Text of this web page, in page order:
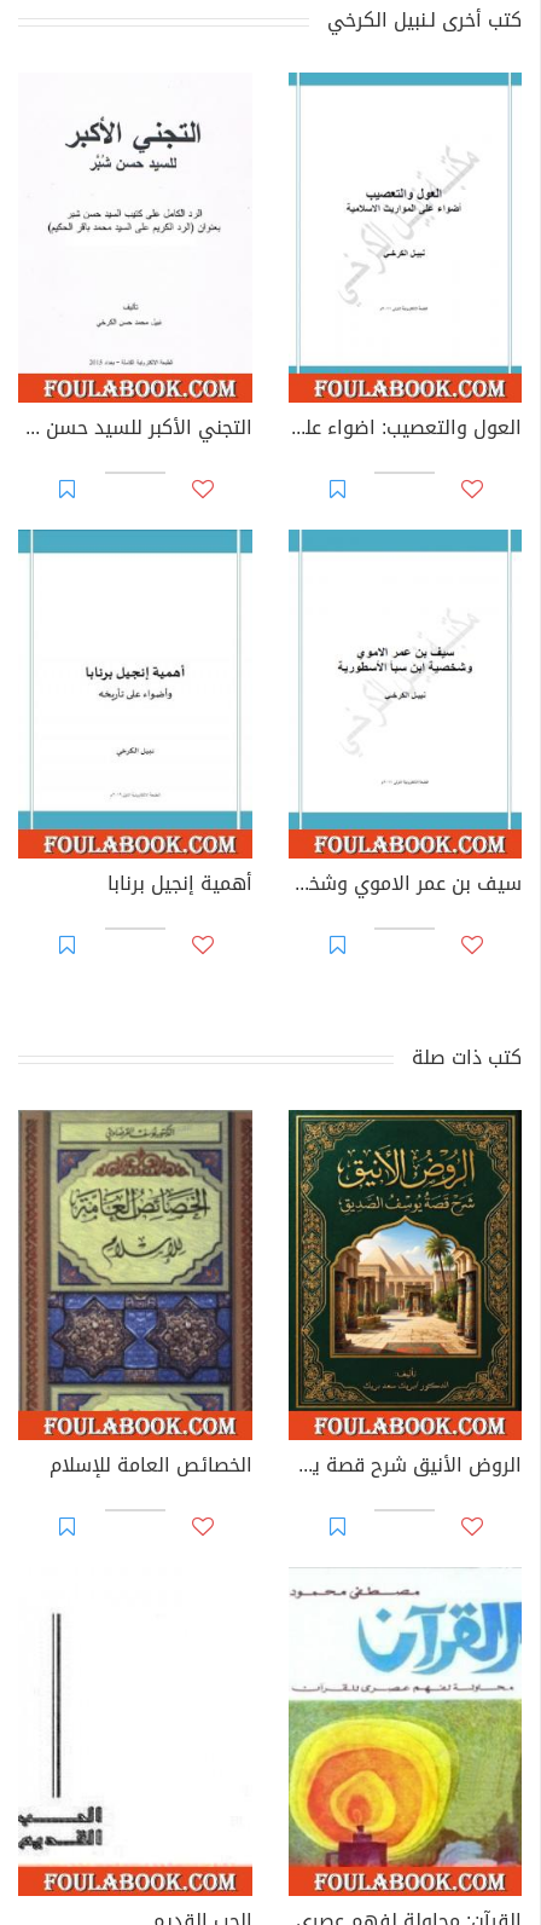
كتب أخرى لـنبيل الكرخي
العول والتعصيب: اضواء على المواريث الاسلامية التجني الأكبر للسيد حسن شبر
سيف بن عمر الاموي وشخصية ابن سبأ الاسطورية أهمية إنجيل برنابا
كتب ذات صلة
الروض الأنيق شرح قصة يوسف الصديق الخصائص العامة للإسلام